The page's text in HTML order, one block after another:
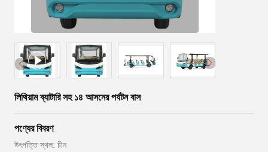
লিথিয়াম ব্যাটারি সহ ১৪ আসনের পর্যটন বাস
পণ্যের বিবরণ
উৎপত্তি স্থল: চীন